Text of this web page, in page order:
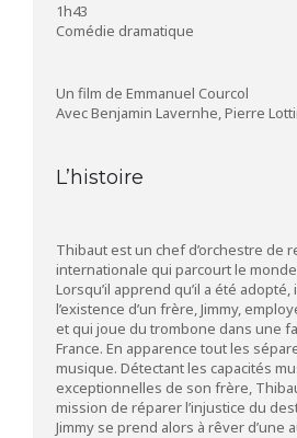
1h43
Comédie dramatique
Un film de Emmanuel Courcol
Avec Benjamin Lavernhe, Pierre
L’histoire
Thibaut est un chef d’orchestre de
internationale qui parcourt le
Lorsqu’il apprend qu’il a été
l’existence d’un frère, Jimmy,
et qui joue du trombone dans une
France. En apparence tout les
musique. Détectant les capacités
exceptionnelles de son frère,
mission de réparer l’injustice du
Jimmy se prend alors à rêver d’une